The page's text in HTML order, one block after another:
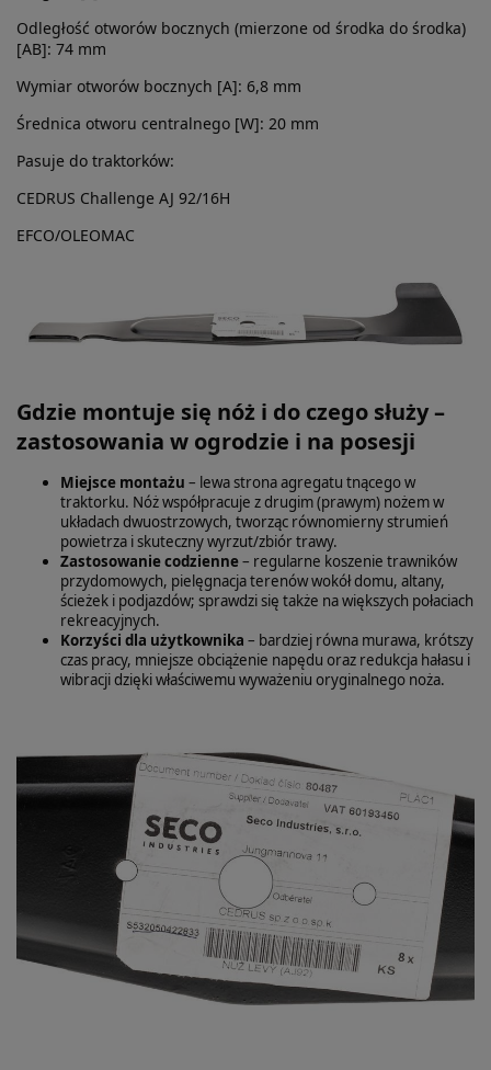
Odległość otworów bocznych (mierzone od środka do środka)
[AB]: 74 mm
Wymiar otworów bocznych [A]: 6,8 mm
Średnica otworu centralnego [W]: 20 mm
Pasuje do traktorków:
CEDRUS Challenge AJ 92/16H
EFCO/OLEOMAC
Gdzie montuje się nóż i do czego służy –
zastosowania w ogrodzie i na posesji
Miejsce montażu – lewa strona agregatu tnącego w
traktorku. Nóż współpracuje z drugim (prawym) nożem w
układach dwuostrzowych, tworząc równomierny strumień
powietrza i skuteczny wyrzut/zbiór trawy.
Zastosowanie codzienne– regularne koszenie trawników
przydomowych, pielęgnacja terenów wokół domu, altany,
ścieżek i podjazdów; sprawdzi się także na większych połaciach
rekreacyjnych.
Korzyści dla użytkownika – bardziej równa murawa, krótszy
czas pracy, mniejsze obciążenie napędu oraz redukcja hałasu i
wibracji dzięki właściwemu wyważeniu oryginalnego noża.